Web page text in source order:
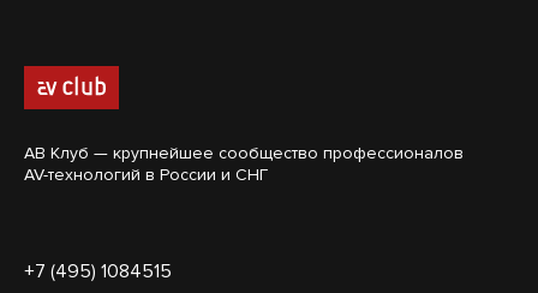
АВ Клуб — крупнейшее сообщество профессионалов
AV-технологий в России и СНГ
+7 (495) 1084515